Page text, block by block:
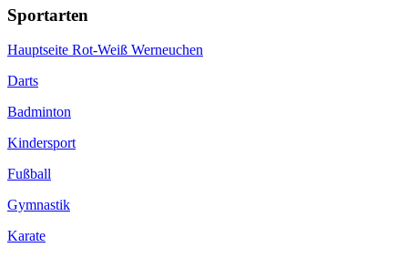
Sportarten
Hauptseite Rot-Weiß Werneuchen
Darts
Badminton
Kindersport
Fußball
Gymnastik
Karate